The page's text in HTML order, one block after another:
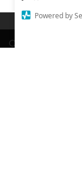
Powered by
О редакции